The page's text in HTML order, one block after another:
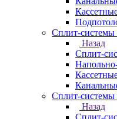
Сплит-
Назад
Сплит-
Сплит-
Назад
Сплит-